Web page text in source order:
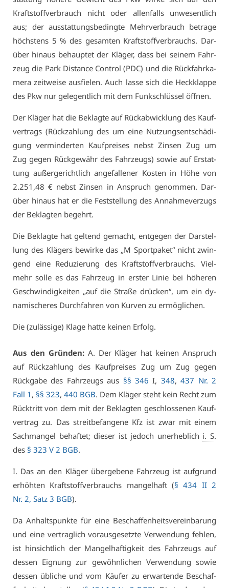
Kraft­stoff­ver­brauch nicht oder al­len­falls un­we­sent­lich
aus; der aus­stat­tungs­be­ding­te Mehr­ver­brauch be­tra­ge
höchs­tens 5 % des ge­sam­ten Kraft­stoff­ver­brauchs. Dar­
über hin­aus be­haup­tet der Klä­ger, dass bei sei­nem Fahr­
zeug die Park Dis­tan­ce Con­trol (PDC) und die Rück­fahr­ka­
me­ra zeit­wei­se aus­fie­len. Auch las­se sich die Heck­klap­pe
des Pkw nur ge­le­gent­lich mit dem Funk­schlüs­sel öff­nen.
Der Klä­ger hat die Be­klag­te auf Rück­ab­wick­lung des Kauf­
ver­trags (Rück­zah­lung des um ei­ne Nut­zungs­ent­schä­di­
gung ver­min­der­ten Kauf­prei­ses nebst Zin­sen Zug um
Zug ge­gen Rück­ge­währ des Fahr­zeugs) so­wie auf Er­stat­
tung au­ßer­ge­richt­lich an­ge­fal­le­ner Kos­ten in Hö­he von
2.251,48 € nebst Zin­sen in An­spruch ge­nom­men. Dar­
über hin­aus hat er die Fest­stel­lung des An­nah­me­ver­zugs
der Be­klag­ten be­gehrt.
Die Be­klag­te hat gel­tend ge­macht, ent­ge­gen der Dar­stel­
lung des Klä­gers be­wir­ke das „M Sport­pa­ket“ nicht zwin­
gend ei­ne Re­du­zie­rung des Kraft­stoff­ver­brauchs. Viel­
mehr sol­le es das Fahr­zeug in ers­ter Li­nie bei hö­he­ren
Ge­schwin­dig­kei­ten „auf die Stra­ße drü­cken“, um ein dy­
na­mi­sche­res Durch­fah­ren von Kur­ven zu er­mög­li­chen.
Die (zu­läs­si­ge) Kla­ge hat­te kei­nen Er­folg.
Aus den Grün­den:A. Der Klä­ger hat kei­nen An­spruch
auf Rück­zah­lung des Kauf­prei­ses Zug um Zug ge­gen
Rück­ga­be des Fahr­zeugs aus §§ 346 I, 348,437 Nr. 2
Fall 1 , §§ 323, 440 BGB. Dem Klä­ger steht kein Recht zum
Rück­tritt von dem mit der Be­klag­ten ge­schlos­se­nen Kauf­
ver­trag zu. Das streit­be­fan­ge­ne Kfz ist zwar mit ei­nem
Sach­man­gel be­haf­tet; die­ser ist je­doch un­er­heb­lich i. S.
des § 323 V 2 BGB.
I. Das an den Klä­ger über­ge­be­ne Fahr­zeug ist auf­grund
er­höh­ten Kraft­stoff­ver­brauchs man­gel­haft (§ 434 II 2
Nr. 2, Satz 3 BGB).
Da An­halts­punk­te für ei­ne Be­schaf­fen­heits­ver­ein­ba­rung
und ei­ne ver­trag­lich vor­aus­ge­setz­te Ver­wen­dung feh­len,
ist hin­sicht­lich der Man­gel­haf­tig­keit des Fahr­zeugs auf
des­sen Eig­nung zur ge­wöhn­li­chen Ver­wen­dung so­wie
des­sen üb­li­che und vom Käu­fer zu er­war­ten­de Be­schaf­